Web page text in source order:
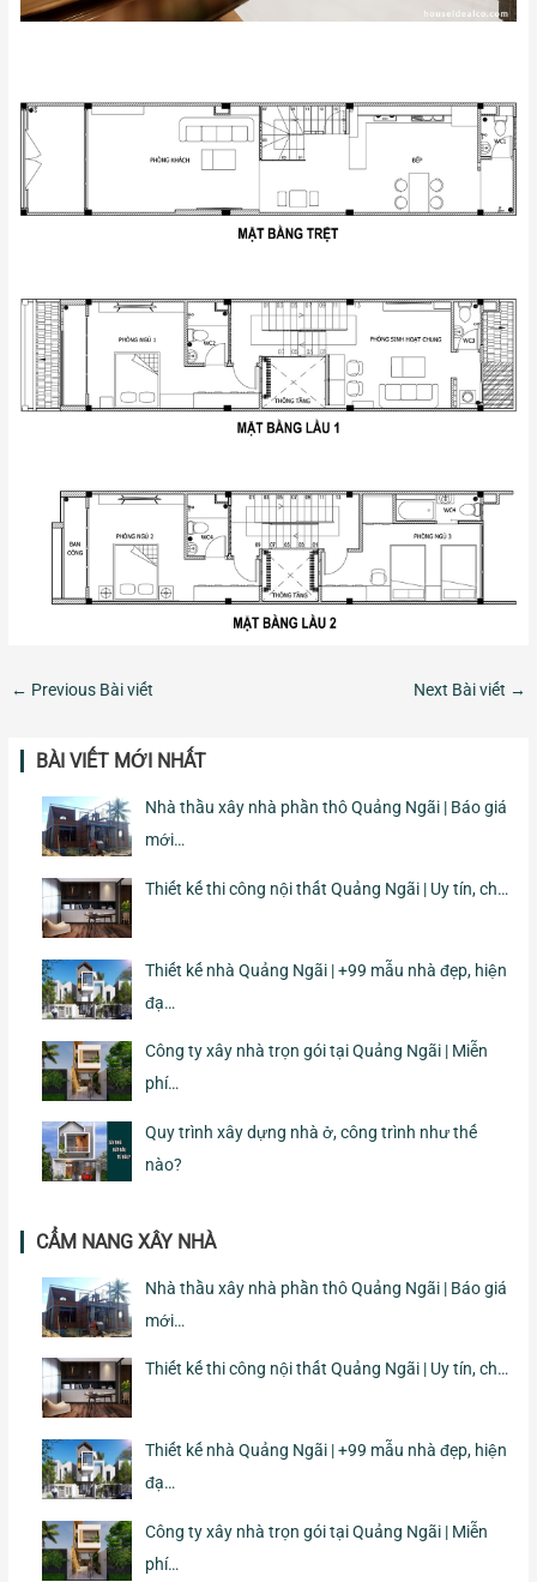
← Previous Bài viết Next Bài viết →
BÀI VIẾT MỚI NHẤT
Nhà thầu xây nhà phần thô Quảng Ngãi | Báo giá
mới…
Thiết kế thi công nội thất Quảng Ngãi | Uy tín, ch…
Thiết kế nhà Quảng Ngãi | +99 mẫu nhà đẹp, hiện
đạ…
Công ty xây nhà trọn gói tại Quảng Ngãi | Miễn
phí…
Quy trình xây dựng nhà ở, công trình như thế
nào?
CẨM NANG XÂY NHÀ
Nhà thầu xây nhà phần thô Quảng Ngãi | Báo giá
mới…
Thiết kế thi công nội thất Quảng Ngãi | Uy tín, ch…
Thiết kế nhà Quảng Ngãi | +99 mẫu nhà đẹp, hiện
đạ…
Công ty xây nhà trọn gói tại Quảng Ngãi | Miễn
phí…